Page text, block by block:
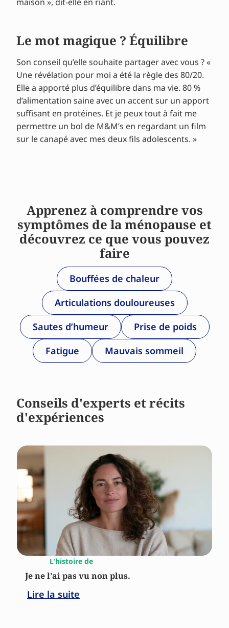
Le mot magique ? Équilibre
Son conseil qu’elle souhaite partager avec vous ? «
Une révélation pour moi a été la règle des 80/20.
Elle a apporté plus d’équilibre dans ma vie. 80 %
d’alimentation saine avec un accent sur un apport
suffisant en protéines. Et je peux tout à fait me
permettre un bol de M&M’s en regardant un film
sur le canapé avec mes deux fils adolescents. »
Apprenez à comprendre vos
symptômes de la ménopause et
découvrez ce que vous pouvez
faire
Bouffées de chaleur
Articulations douloureuses
Sautes d’humeur
Prise de poids
Fatigue
Mauvais sommeil
Conseils d'experts et récits
d'expériences
L'histoire de
Je ne l’ai pas vu non plus.
Lire la suite